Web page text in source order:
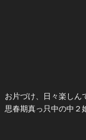
お片づけ、日々楽しん
思春期真っ只中の中２